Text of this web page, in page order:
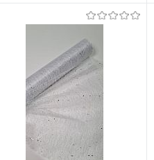
Купить в 1 клик
Сравнение
В избранное
В наличии